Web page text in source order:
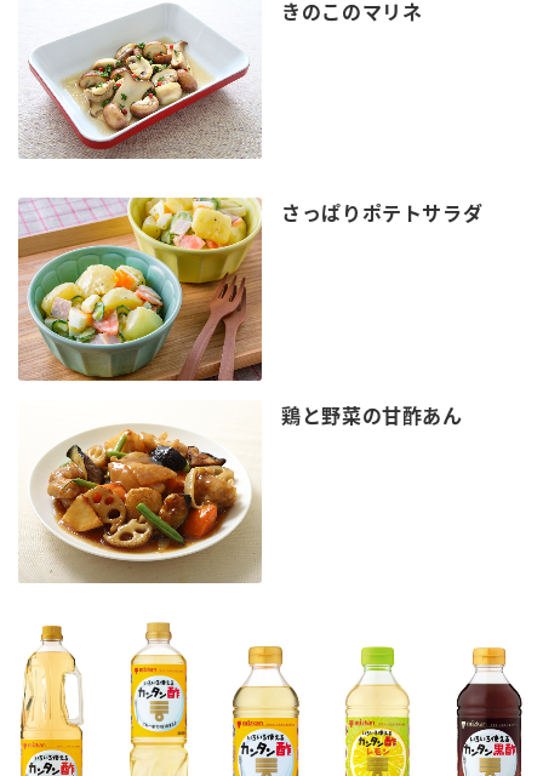
きのこのマリネ
さっぱりポテトサラダ
鶏と野菜の甘酢あん